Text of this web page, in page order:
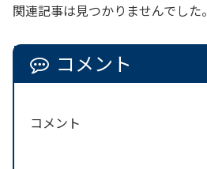
関連記事は見つかりませんでした。
コメント
コメント